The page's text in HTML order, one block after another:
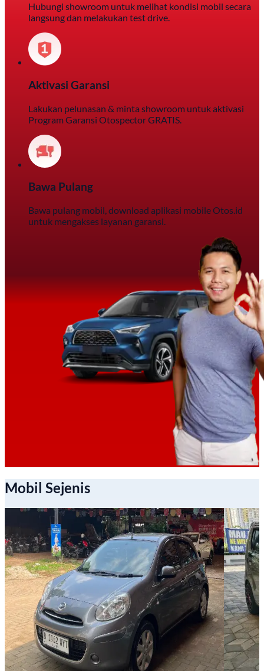
Hubungi showroom untuk melihat kondisi mobil secara
langsung dan melakukan test drive.
Aktivasi Garansi
Lakukan pelunasan & minta showroom untuk aktivasi
Program Garansi Otospector GRATIS.
Bawa Pulang
Bawa pulang mobil, download aplikasi mobile Otos.id
untuk mengakses layanan garansi.
Mobil Sejenis